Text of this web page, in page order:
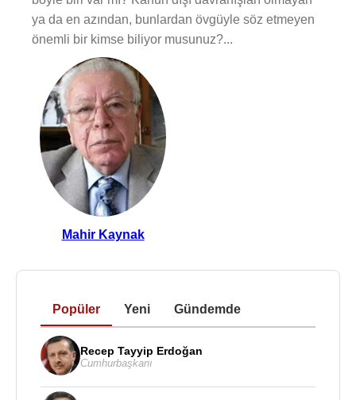
ya da en azından, bunlardan övgüyle söz etmeyen
önemli bir kimse biliyor musunuz?...
Mahir Kaynak
Popüler Yeni Gündemde
Recep Tayyip Erdoğan
Cumhurbaşkanı